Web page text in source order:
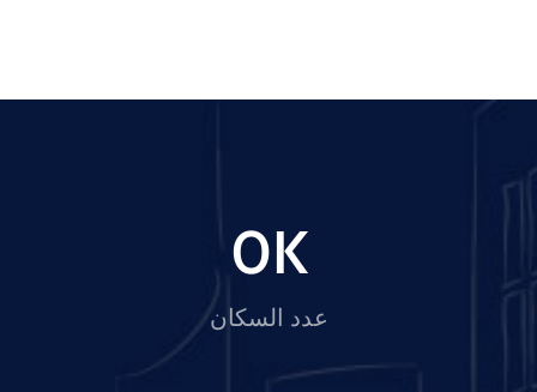
0K
عدد السكان